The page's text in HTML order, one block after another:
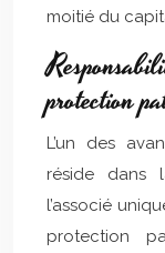
moitié du
protection
L’un des
réside dans
l’associé
protection